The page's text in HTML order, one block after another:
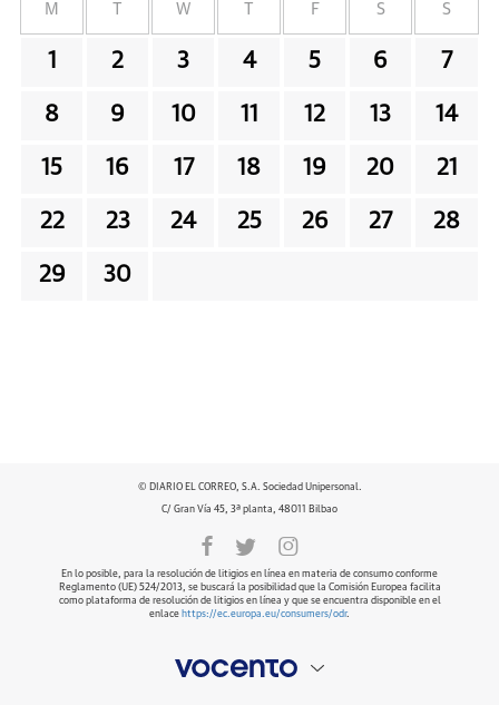
M W F S S
1 2 3 4 5 6 7
8 9 10 11 12 13 14
15 16 17 18 19 20 21
22 23 24 25 26 27 28
29 30
© DIARIO EL CORREO, S.A. Sociedad Unipersonal.
C/ Gran Vía 45, 3ª planta, 48011 Bilbao
En lo posible, para la resolución de litigios en línea en materia de consumo conforme
Reglamento (UE) 524/2013, se buscará la posibilidad que la Comisión Europea facilita
como plataforma de resolución de litigios en línea y que se encuentra disponible en el
enlace https://ec.europa.eu/consumers/odr.